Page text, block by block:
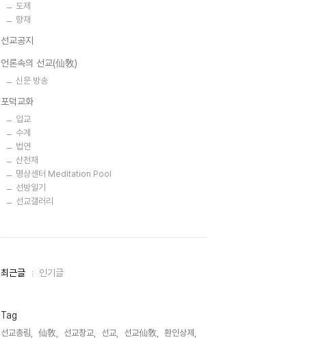
도제
향재
선교공지
언론속의 선교(仙敎)
신문 방송
포덕교화
입교
수계
법연
산천재
명상센터 Meditation Pool
선방일기
선교갤러리
최
인
글
최근글 인기글
Tag
선교총림, 仙敎, 선교창교, 선교, 선교仙敎,
환인상제,